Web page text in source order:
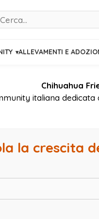
ALLEVAMENTI E
Chihuahua
italiana dedicata
la crescita